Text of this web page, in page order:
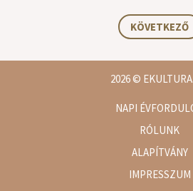
KÖVETKEZŐ
2026©
NAPI
RÓLUNK
ALAPÍTVÁNY
IMPRESSZUM